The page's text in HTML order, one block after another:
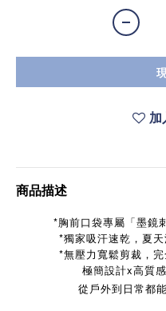
加
商品描述
*胸前口袋專屬「墨鏡
*獨家吸汗速乾，夏
*無壓力寬鬆剪裁，
極簡設計x高質
從戶外到日常都